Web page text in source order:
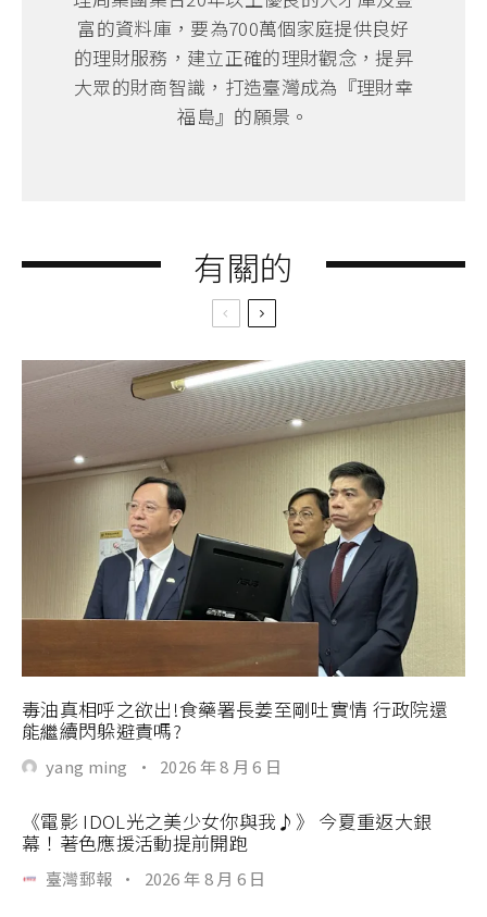
富的資料庫，要為700萬個家庭提供良好
的理財服務，建立正確的理財觀念，提昇
大眾的財商智識，打造臺灣成為『理財幸
福島』的願景。
有關的
毒油真相呼之欲出!食藥署長姜至剛吐實情 行政院還
能繼續閃躲避責嗎?
yang ming · 2026 年 8 月 6 日
《電影 IDOL光之美少女你與我♪》 今夏重返大銀
幕！著色應援活動提前開跑
臺灣郵報 · 2026 年 8 月 6 日